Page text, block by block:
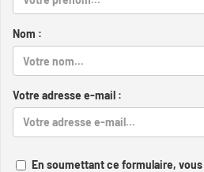
Nom :
Votre adresse e-mail :
En soumettant ce formulaire,